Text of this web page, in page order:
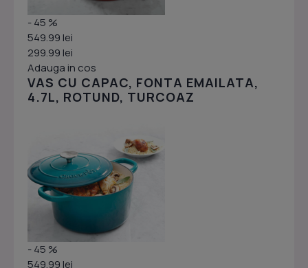
- 45 %
549.99 lei
299.99 lei
Adauga in cos
VAS CU CAPAC, FONTA EMAILATA,
4.7L, ROTUND, TURCOAZ
- 45 %
549.99 lei